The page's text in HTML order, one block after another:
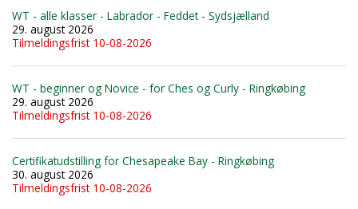
WT - alle klasser - Labrador - Feddet - Sydsjælland
29. august 2026
Tilmeldingsfrist 10-08-2026
WT - beginner og Novice - for Ches og Curly - Ringkøbing
29. august 2026
Tilmeldingsfrist 10-08-2026
Certifikatudstilling for Chesapeake Bay - Ringkøbing
30. august 2026
Tilmeldingsfrist 10-08-2026